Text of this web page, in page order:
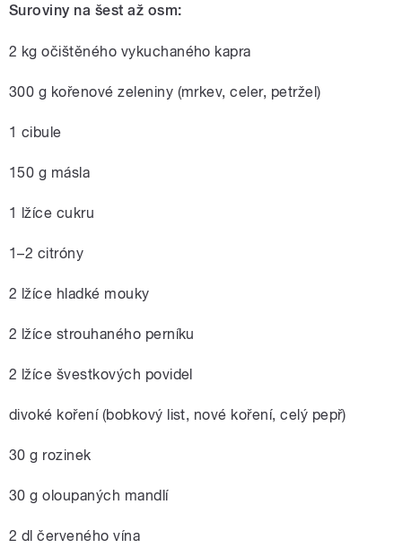
Suroviny na šest až osm:
2 kg očištěného vykuchaného kapra
300 g kořenové zeleniny (mrkev, celer, petržel)
1 cibule
150 g másla
1 lžíce cukru
1–2 citróny
2 lžíce hladké mouky
2 lžíce strouhaného perníku
2 lžíce švestkových povidel
divoké koření (bobkový list, nové koření, celý pepř)
30 g rozinek
30 g oloupaných mandlí
2 dl červeného vína